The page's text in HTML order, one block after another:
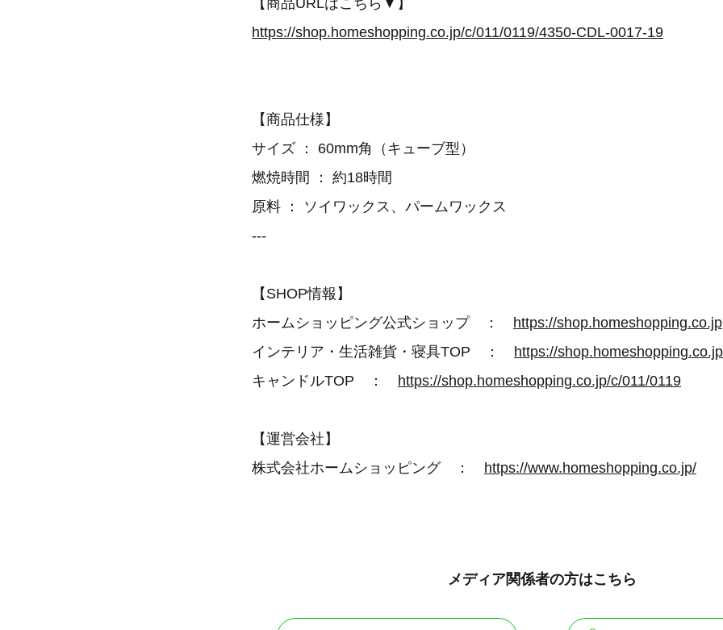
【商品URLはこちら▼】
https://shop.homeshopping.co.jp/c/011/0119/4350-CDL-0017-19
【商品仕様】
サイズ ： 60mm角（キューブ型）
燃焼時間 ： 約18時間
原料 ： ソイワックス、パームワックス
---
【SHOP情報】
ホームショッピング公式ショップ ： https://shop.homeshopping.co.jp
インテリア・生活雑貨・寝具TOP ： https://
キャンドルTOP ： https://shop.homeshopping.co.jp/c/011/0119
【運営会社】
株式会社ホームショッピング ： https://www.homeshopping.co.jp/
メディア関係者の方はこちら